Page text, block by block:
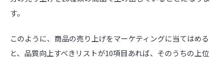
す。
このように、商品の売り上げをマーケティングに当てはめる
と、品質向上すべきリストが10項目あれば、そのうちの上位